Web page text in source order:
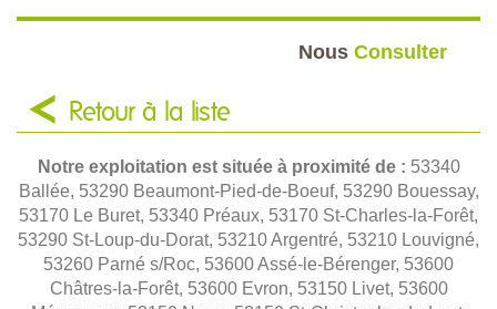
Nous Consulter
Retour à la liste
Notre exploitation est située à proximité de : 53340
Ballée, 53290 Beaumont-Pied-de-Boeuf, 53290 Bouessay,
53170 Le Buret, 53340 Préaux, 53170 St-Charles-la-Forêt,
53290 St-Loup-du-Dorat, 53210 Argentré, 53210 Louvigné,
53260 Parné s/Roc, 53600 Assé-le-Bérenger, 53600
Châtres-la-Forêt, 53600 Evron, 53150 Livet, 53600